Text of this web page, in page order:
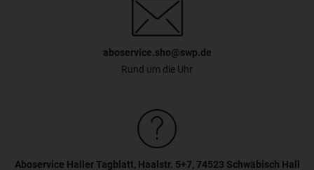
aboservice.sho@swp.de
Rund um die Uhr
Aboservice Haller Tagblatt, Haalstr. 5+7, 74523 Schwäbisch Hall